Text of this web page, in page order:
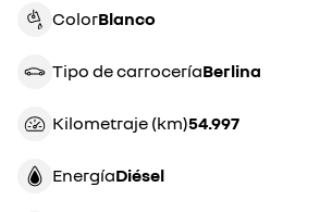
Color blanco
Tipo de carrocería berlina
Kilometraje (km) 54.997
Energía diésel